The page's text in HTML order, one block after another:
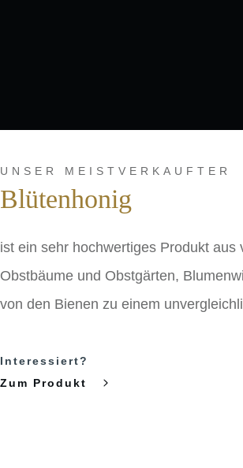
UNSER MEISTVERKAUFTER
Blütenhonig
ist ein sehr hochwertiges Produkt
Obstbäume und Obstgärten,
von den Bienen zu einem
Interessiert?
Zum Produkt